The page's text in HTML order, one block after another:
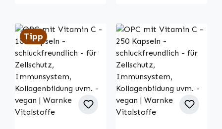
Tipp